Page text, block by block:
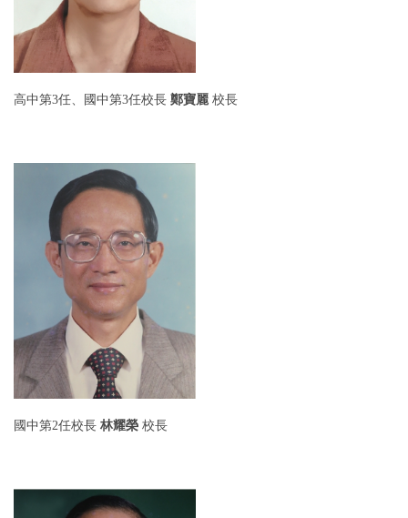
高中第3任、國中第3任校長 鄭寶麗 校長
國中第2任校長 林耀榮 校長